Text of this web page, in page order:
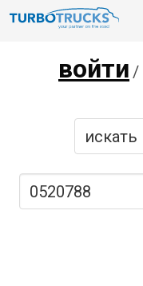
войти /